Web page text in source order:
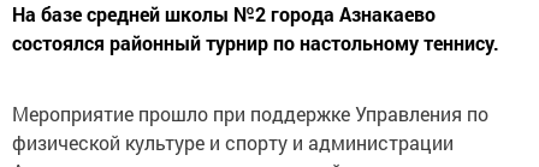
На базе средней школы №2 города Азнакаево
состоялся районный турнир по настольному теннису.
Мероприятие прошло при поддержке Управления по
физической культуре и спорту и администрации